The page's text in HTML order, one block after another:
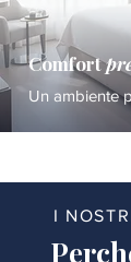
Comfort
Un ambiente
I